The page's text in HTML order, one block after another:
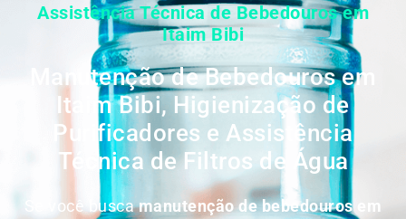
Assistência Técnica de Bebedouros em
Itaim Bibi
Manutenção de Bebedouros em
Itaim Bibi, Higienização de
Purificadores e Assistência
Técnica de Filtros de Água
Se você buscamanutenção de bebedouros em